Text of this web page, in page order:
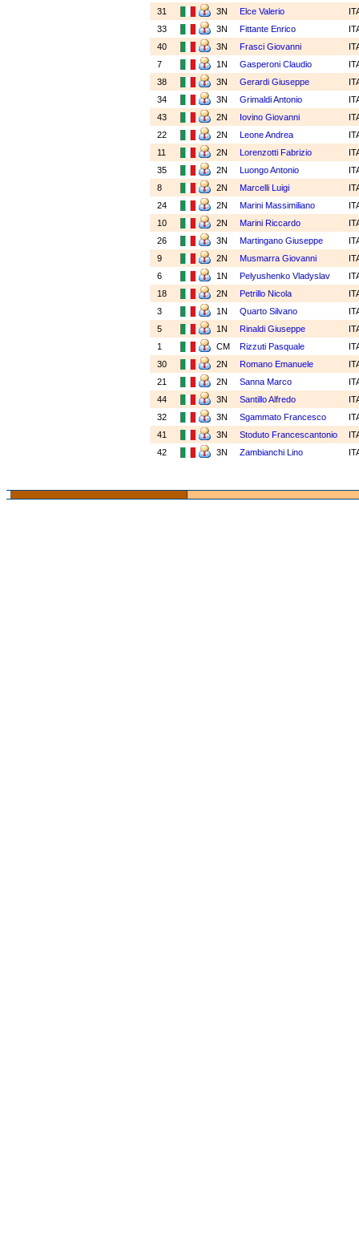
31
3N Elce Valerio
33
3N Fittante Enrico
40
3N Frasci Giovanni
7
1N Gasperoni Claudio
38
3N Gerardi Giuseppe
34
3N Grimaldi Antonio
43
2N Iovino Giovanni
22
2N Leone Andrea
11
2N Lorenzotti Fabrizio
35
2N Luongo Antonio
8
2N Marcelli Luigi
24
2N Marini Massimiliano
10
2N Marini Riccardo
26
3N Martingano Giuseppe
9
2N Musmarra Giovanni
6
1N Pelyushenko Vladyslav
18
2N Petrillo Nicola
3
1N Quarto Silvano
5
1N Rinaldi Giuseppe
1
CM Rizzuti Pasquale
30
2N Romano Emanuele
21
2N Sanna Marco
44
3N Santillo Alfredo
32
3N Sgammato Francesco
41
3N Stoduto Francescantonio
42
3N Zambianchi Lino